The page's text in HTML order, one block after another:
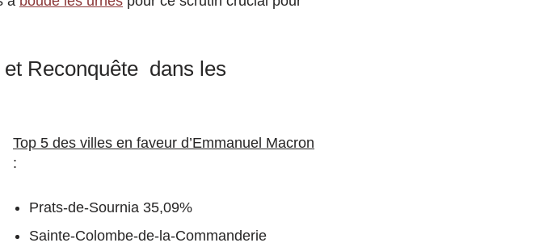
Reconquête dans les
Top 5 des villes en faveur d’Emmanuel Macron
:
Prats-de-Sournia 35,09%
Sainte-Colombe-de-la-Commanderie